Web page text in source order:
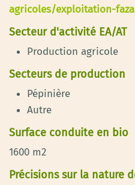
agricoles/exploitation-
Secteur d'activité EA/AT
Production agricole
Secteurs de production
Pépinière
Autre
Surface conduite en bio
1600 m2
Précisions sur la nature